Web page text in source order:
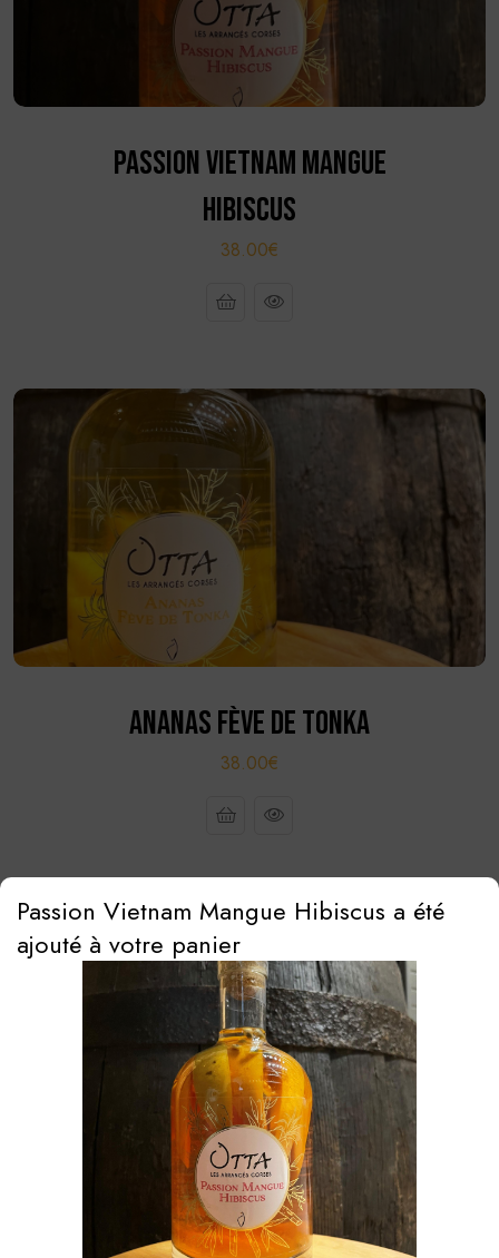
PASSION VIETNAM MANGUE
HIBISCUS
38.00€
ANANAS FÈVE DE TONKA
38.00€
CÉDRAT GINGEMBRE
Passion Vietnam Mangue Hibiscus a été
ajouté à votre panier